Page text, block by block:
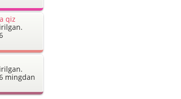
qiz
mingdan